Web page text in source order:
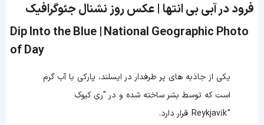
فرود در آبی بی انتها | عکس روز نشنال جئوگرافیک
Dip Into the Blue | National Geographic Photo
of Day
یکی از جاذبه های پر طرفدار در ایسلند، پارکی با آب گرم
است که توسط بشر ساخته شده و در "ری کیوک
" Reykjavík قرار دارد.